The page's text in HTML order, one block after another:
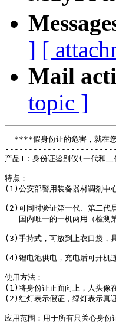
] [
Mail
topic ]
****假身份证的危害，就在
产品1：身份证鉴别仪(一代和
特点：
(1)公安部警用装备器材调剂中
(2)可同时验证第一代、第二代
国内唯一的一机两用（检测
(3)手持式，可放到上衣口袋，
(4)锂电池供电，充电后可开机
使用方法：
(1)将身份证正面向上，人头像
(2)红灯表示假证，绿灯表示真
应用范围：用于所有只关心身